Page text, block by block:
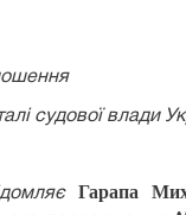
судової влади
Гарапа